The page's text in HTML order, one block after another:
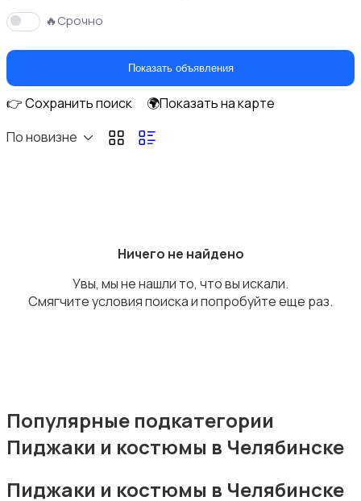
Головные уборы
Домашняя одежда
🔥Срочно
Показать объявления
👉 Сохранить поиск
🌍Показать на карте
По новизне
Ничего не найдено
Увы, мы не нашли то, что вы искали.
Смягчите условия поиска и попробуйте еще раз.
Популярные подкатегории
Пиджаки и костюмы в Челябинске
Пиджаки и костюмы в Челябинске